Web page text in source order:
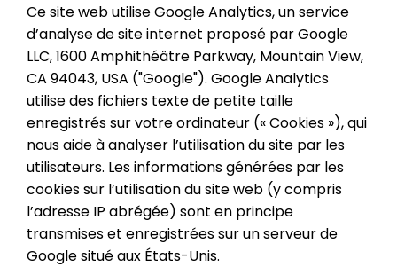
Ce site web utilise Google Analytics, un service
d’analyse de site internet proposé par Google
LLC, 1600 Amphithéâtre Parkway, Mountain View,
CA 94043, USA ("Google"). Google Analytics
utilise des fichiers texte de petite taille
enregistrés sur votre ordinateur (« Cookies »), qui
nous aide à analyser l’utilisation du site par les
utilisateurs. Les informations générées par les
cookies sur l’utilisation du site web (y compris
l’adresse IP abrégée) sont en principe
transmises et enregistrées sur un serveur de
Google situé aux États-Unis.